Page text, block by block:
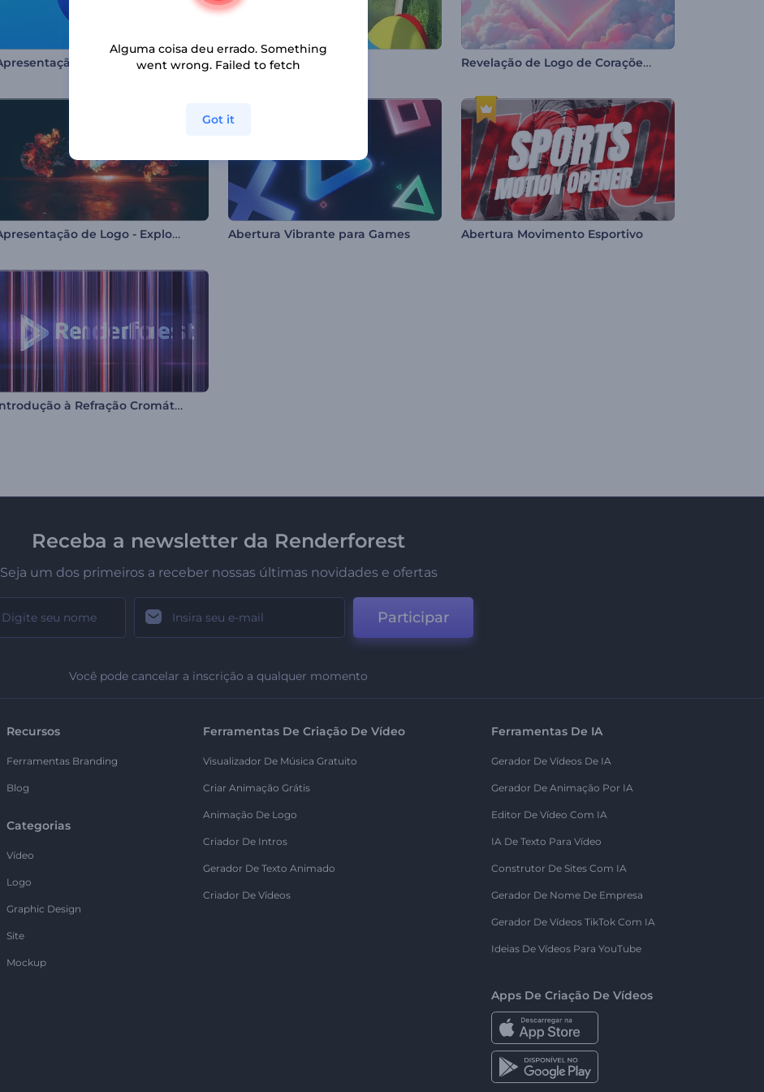
Apresentação de Logo - Linhas Giratórias Coelho da Páscoa Revelação de Logo de Corações de Dia dos Namorados
Apresentação de Logo - Explosão Épica Abertura Vibrante para Games Abertura Movimento Esportivo
Introdução à Refração Cromática
Receba a newsletter da Renderforest
Seja um dos primeiros a receber nossas últimas novidades e ofertas
Participar
Você pode cancelar a inscrição a qualquer momento
Recursos
Ferramentas Branding
Blog
Categorias
Vídeo
Logo
Graphic Design
Site
Mockup
Ferramentas De Criação De Vídeo
Visualizador De Música Gratuito
Criar Animação Grátis
Animação De Logo
Criador De Intros
Gerador De Texto Animado
Criador De Vídeos
Ferramentas De IA
Gerador De Vídeos De IA
Gerador De Animação Por IA
Editor De Vídeo Com IA
IA De Texto Para Vídeo
Construtor De Sites Com IA
Gerador De Nome De Empresa
Gerador De Vídeos TikTok Com IA
Ideias De Vídeos Para YouTube
Apps De Criação De Vídeos
Alguma coisa deu errado. Something
went wrong. Failed to fetch
Got it